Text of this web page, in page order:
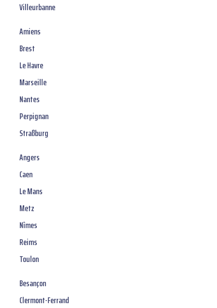
Villeurbanne
Amiens
Brest
Le Havre
Marseille
Nantes
Perpignan
Straßburg
Angers
Caen
Le Mans
Metz
Nîmes
Reims
Toulon
Besançon
Clermont-Ferrand